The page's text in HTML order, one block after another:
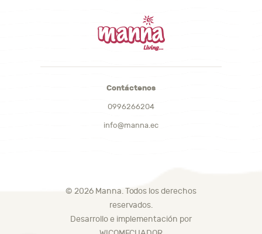
Contáctenos
0996266204
info@manna.ec
© 2026 Manna. Todos los derechos
reservados.
Desarrollo e implementación por